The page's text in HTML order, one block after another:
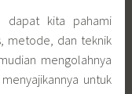
tentang Aparatur
Negara dan